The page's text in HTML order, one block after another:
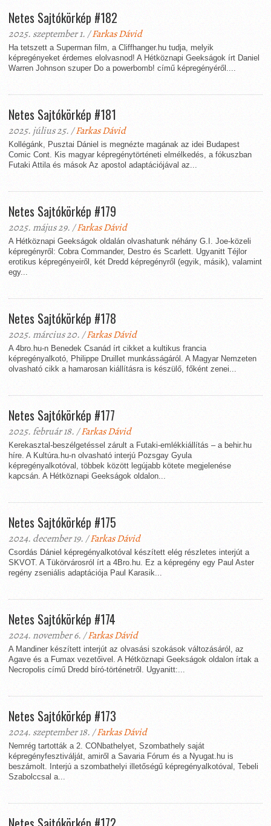
Netes Sajtókörkép #182
2025. szeptember 1. /Farkas Dávid
Ha tetszett a Superman film, a Cliffhanger.hu tudja, melyik
képregényeket érdemes elolvasnod! A Hétköznapi Geekságok írt Daniel
Warren Johnson szuper Do a powerbomb! című képregényéről....
Netes Sajtókörkép #181
2025. július 25. /Farkas Dávid
Kollégánk, Pusztai Dániel is megnézte magának az idei Budapest
Comic Cont. Kis magyar képregénytörténeti elmélkedés, a fókuszban
Futaki Attila és mások Az apostol adaptációjával az...
Netes Sajtókörkép #179
2025. május 29. /Farkas Dávid
A Hétköznapi Geekságok oldalán olvashatunk néhány G.I. Joe-közeli
képregényről: Cobra Commander, Destro és Scarlett. Ugyanitt Téjlor
erotikus képregényeiről, két Dredd képregényről (egyik, másik), valamint
egy...
Netes Sajtókörkép #178
2025. március 20. /Farkas Dávid
A 4bro.hu-n Benedek Csanád írt cikket a kultikus francia
képregényalkotó, Philippe Druillet munkásságáról. A Magyar Nemzeten
olvasható cikk a hamarosan kiállításra is készülő, főként zenei...
Netes Sajtókörkép #177
2025. február 18. /Farkas Dávid
Kerekasztal-beszélgetéssel zárult a Futaki-emlékkiállítás – a behir.hu
híre. A Kultúra.hu-n olvasható interjú Pozsgay Gyula
képregényalkotóval, többek között legújabb kötete megjelenése
kapcsán. A Hétköznapi Geekságok oldalon...
Netes Sajtókörkép #175
2024. december 19. /Farkas Dávid
Csordás Dániel képregényalkotóval készített elég részletes interjút a
SKVOT. A Tükörvárosról írt a 4Bro.hu. Ez a képregény egy Paul Aster
regény zseniális adaptációja Paul Karasik...
Netes Sajtókörkép #174
2024. november 6. /Farkas Dávid
A Mandiner készített interjút az olvasási szokások változásáról, az
Agave és a Fumax vezetőivel. A Hétköznapi Geekságok oldalon írtak a
Necropolis című Dredd bíró-történetről. Ugyanitt:...
Netes Sajtókörkép #173
2024. szeptember 18. /Farkas Dávid
Nemrég tartották a 2. CONbathelyet, Szombathely saját
képregényfesztiválját, amiről a Savaria Fórum és a Nyugat.hu is
beszámolt. Interjú a szombathelyi illetőségű képregényalkotóval, Tebeli
Szabolccsal a...